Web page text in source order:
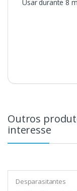
Usar durante 8
Outros
interesse
Desparasitantes